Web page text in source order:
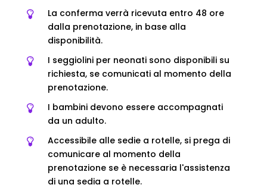
La conferma verrà ricevuta entro 48 ore
dalla prenotazione, in base alla
disponibilità.
I seggiolini per neonati sono disponibili su
richiesta, se comunicati al momento della
prenotazione.
I bambini devono essere accompagnati
da un adulto.
Accessibile alle sedie a rotelle, si prega di
comunicare al momento della
prenotazione se è necessaria l'assistenza
di una sedia a rotelle.